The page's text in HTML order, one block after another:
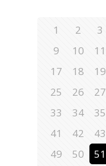
1 2 3
9
10 11
17
18 19
25
26 27
33
34 35
41
42 43
49
50 51